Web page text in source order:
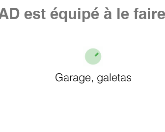
est équipé à le
Garage, galetas